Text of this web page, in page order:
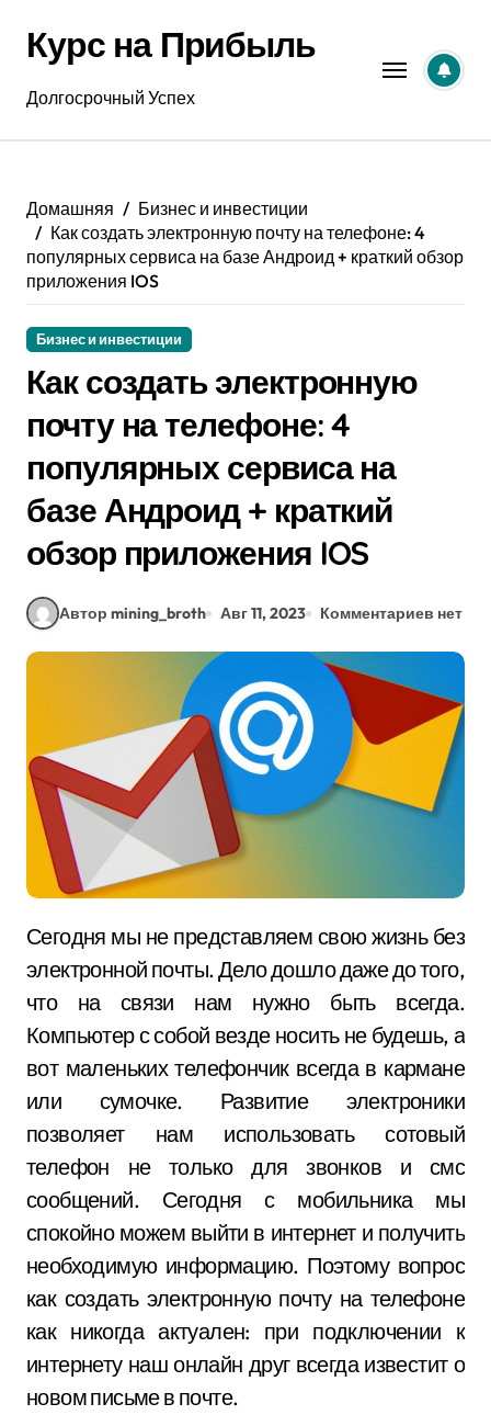
содержанию
Курс на Прибыль
Долгосрочный Успех
Домашняя
Бизнес и инвестиции
Как создать электронную почту на телефоне: 4
популярных сервиса на базе Андроид + краткий обзор
приложения IOS
Бизнес и инвестиции
Как создать электронную
почту на телефоне: 4
популярных сервиса на
базе Андроид + краткий
обзор приложения IOS
Автор mining_broth Авг 11, 2023 Комментариев нет
Сегодня мы не представляем свою жизнь без
электронной почты. Дело дошло даже до того,
что на связи нам нужно быть всегда.
Компьютер с собой везде носить не будешь, а
вот маленьких телефончик всегда в кармане
или сумочке. Развитие электроники
позволяет нам использовать сотовый
телефон не только для звонков и смс
сообщений. Сегодня с мобильника мы
спокойно можем выйти в интернет и получить
необходимую информацию. Поэтому вопрос
как создать электронную почту на телефоне
как никогда актуален: при подключении к
интернету наш онлайн друг всегда известит о
новом письме в почте.